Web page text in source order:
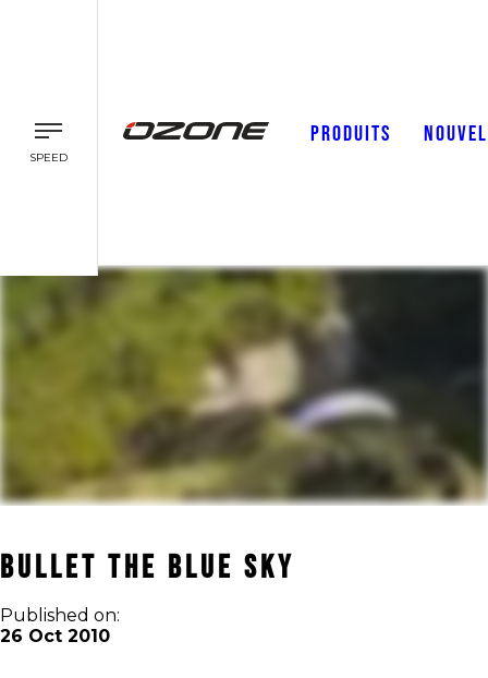
SPEED
PRODUITS
Bullet the Blue Sky
Published on:
26 Oct 2010